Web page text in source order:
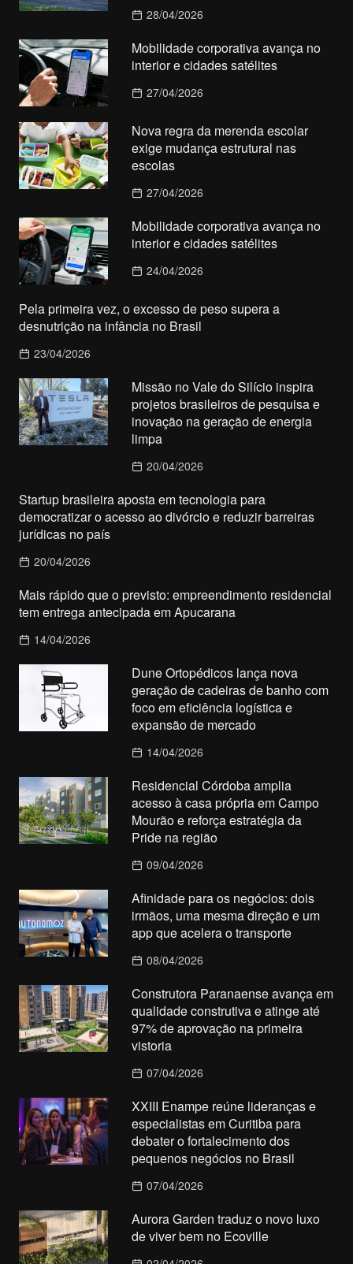
28/04/2026
Mobilidade corporativa avança no
interior e cidades satélites
27/04/2026
Nova regra da merenda escolar
exige mudança estrutural nas
escolas
27/04/2026
Mobilidade corporativa avança no
interior e cidades satélites
24/04/2026
Pela primeira vez, o excesso de peso supera a
desnutrição na infância no Brasil
23/04/2026
Missão no Vale do Silício inspira
projetos brasileiros de pesquisa e
inovação na geração de energia
limpa
20/04/2026
Startup brasileira aposta em tecnologia para
democratizar o acesso ao divórcio e reduzir barreiras
jurídicas no país
20/04/2026
Mais rápido que o previsto: empreendimento residencial
tem entrega antecipada em Apucarana
14/04/2026
Dune Ortopédicos lança nova
geração de cadeiras de banho com
foco em eficiência logística e
expansão de mercado
14/04/2026
Residencial Córdoba amplia
acesso à casa própria em Campo
Mourão e reforça estratégia da
Pride na região
09/04/2026
Afinidade para os negócios: dois
irmãos, uma mesma direção e um
app que acelera o transporte
08/04/2026
Construtora Paranaense avança em
qualidade construtiva e atinge até
97% de aprovação na primeira
vistoria
07/04/2026
XXIII Enampe reúne lideranças e
especialistas em Curitiba para
debater o fortalecimento dos
pequenos negócios no Brasil
07/04/2026
Aurora Garden traduz o novo luxo
de viver bem no Ecoville